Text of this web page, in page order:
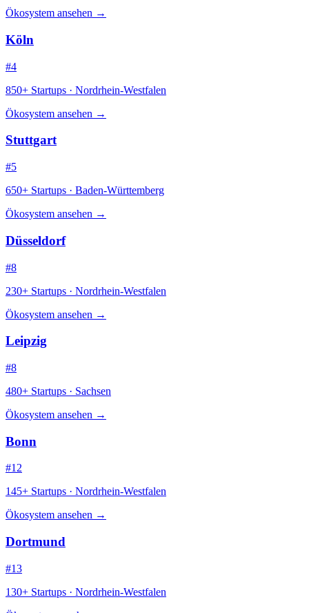
Ökosystem ansehen →
Köln
#4
850+ Startups · Nordrhein-Westfalen
Ökosystem ansehen →
Stuttgart
#5
650+ Startups · Baden-Württemberg
Ökosystem ansehen →
Düsseldorf
#8
230+ Startups · Nordrhein-Westfalen
Ökosystem ansehen →
Leipzig
#8
480+ Startups · Sachsen
Ökosystem ansehen →
Bonn
#12
145+ Startups · Nordrhein-Westfalen
Ökosystem ansehen →
Dortmund
#13
130+ Startups · Nordrhein-Westfalen